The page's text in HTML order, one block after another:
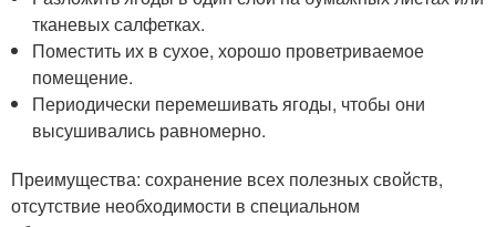
тканевых салфетках.
Поместить их в сухое, хорошо проветриваемое
помещение.
Периодически перемешивать ягоды, чтобы они
высушивались равномерно.
Преимущества: сохранение всех полезных свойств,
отсутствие необходимости в специальном